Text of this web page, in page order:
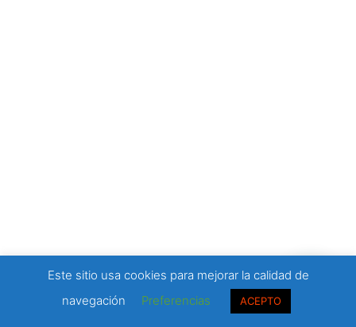
Este sitio usa cookies para mejorar la calidad de
navegación
Preferencias ACEPTO